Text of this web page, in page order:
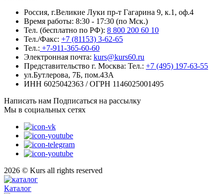
Россия, г.Великие Луки пр-т Гагарина 9, к.1, оф.4
Время работы: 8:30 - 17:30 (по Мск.)
Тел. (бесплатно по РФ): 8 800 200 60 10
Тел./Факс: +7 (81153) 3-62-65
Тел.: +7-911-365-60-60
Электронная почта: kurs@kurs60.ru
Представительство г. Москва: Тел.: +7 (495) 197-63-55
ул.Бутлерова, 7Б, пом.43А
ИНН 6025042363 / ОГРН 1146025001495
Написать нам Подписаться на рассылку
Мы в социальных сетях
2026 © Kurs all rights reserved
Каталог